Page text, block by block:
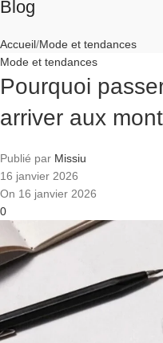
Blog
Accueil Mode et tendances
Mode et tendances
Pourquoi
arriver aux
Publié par Missiu
16 janvier 2026
On 16 janvier 2026
0